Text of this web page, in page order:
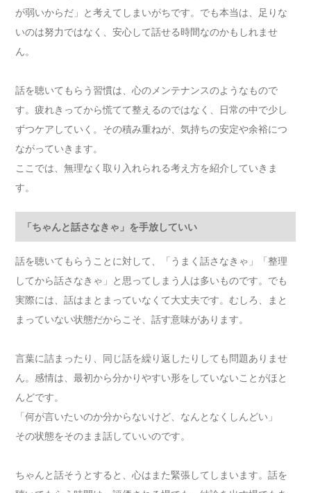
が弱いからだ」と考えてしまいがちです。でも本当は、足りな
いのは努力ではなく、安心して話せる時間なのかもしれませ
ん。
話を聴いてもらう習慣は、心のメンテナンスのようなもので
す。疲れきってから慌てて整えるのではなく、日常の中で少し
ずつケアしていく。その積み重ねが、気持ちの安定や余裕につ
ながっていきます。
ここでは、無理なく取り入れられる考え方を紹介していきま
す。
「ちゃんと話さなきゃ」を手放していい
話を聴いてもらうことに対して、「うまく話さなきゃ」「整理
してから話さなきゃ」と思ってしまう人は多いものです。でも
実際には、話はまとまっていなくて大丈夫です。むしろ、まと
まっていない状態だからこそ、話す意味があります。
言葉に詰まったり、同じ話を繰り返したりしても問題ありませ
ん。感情は、最初から分かりやすい形をしていないことがほと
んどです。
「何が言いたいのか分からないけど、なんとなくしんどい」
その状態をそのまま話していいのです。
ちゃんと話そうとすると、心はまた緊張してしまいます。話を